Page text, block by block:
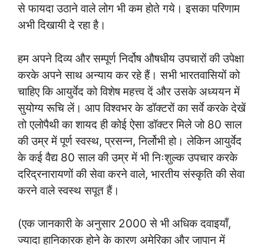
से फायदा उठाने वाले लोग भी कम होते गये। इसका परिणाम
अभी दिखायी दे रहा है।
हम अपने दिव्य और सम्पूर्ण निर्दोष औषधीय उपचारों की उपेक्षा
करके अपने साथ अन्याय कर रहे हैं। सभी भारतवासियों को
चाहिए कि आयुर्वेद को विशेष महत्त्व दें और उसके अध्ययन में
सुयोग्य रूचि लें। आप विश्वभर के डॉक्टरों का सर्वे करके देखें
तो एलोपैथी का शायद ही कोई ऐसा डॉक्टर मिले जो 80 साल
की उम्र में पूर्ण स्वस्थ, प्रसन्न, निर्लोभी हो। लेकिन आयुर्वेद
के कई वैद्य 80 साल की उम्र में भी निःशुल्क उपचार करके
दरिद्रनारायणों की सेवा करने वाले, भारतीय संस्कृति की सेवा
करने वाले स्वस्थ सपूत हैं।
(एक जानकारी के अनुसार 2000 से भी अधिक दवाइयाँ,
ज्यादा हानिकारक होने के कारण अमेरिका और जापान में